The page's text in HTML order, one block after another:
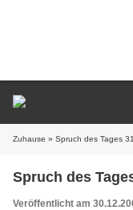
Zuhause » Spruch des Tages
Spruch des
Veröffentlicht am